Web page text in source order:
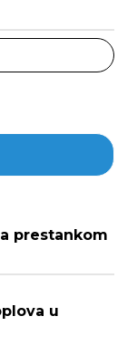
prestankom
u